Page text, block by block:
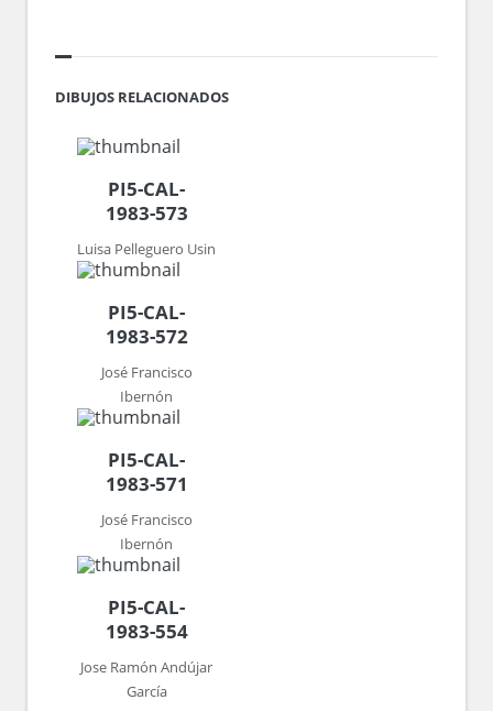
DIBUJOS RELACIONADOS
PI5-CAL-
1983-573
Luisa Pelleguero Usin
PI5-CAL-
1983-572
José Francisco
Ibernón
PI5-CAL-
1983-571
José Francisco
Ibernón
PI5-CAL-
1983-554
Jose Ramón Andújar
García